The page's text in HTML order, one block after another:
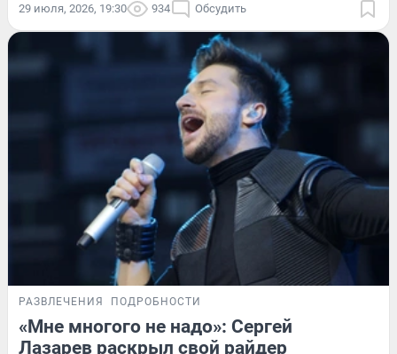
29 июля, 2026, 19:30 934 Обсудить
РАЗВЛЕЧЕНИЯ ПОДРОБНОСТИ
«Мне многого не надо»: Сергей
Лазарев раскрыл свой райдер